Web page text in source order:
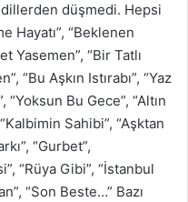
düşmedi. Hepsi
Hayatı”, “Beklenen
Yasemen”, “Bir Tatlı
“Bu Aşkın Istırabı”, “Yaz
“Yoksun Bu Gece”, “Altın
Sahibi”, “Aşktan
“Gurbet”,
“Rüya Gibi”, “İstanbul
“Son Beste…” Bazı